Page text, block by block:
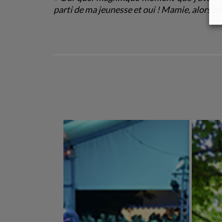
parti de ma jeunesse et oui ! Mamie, alors